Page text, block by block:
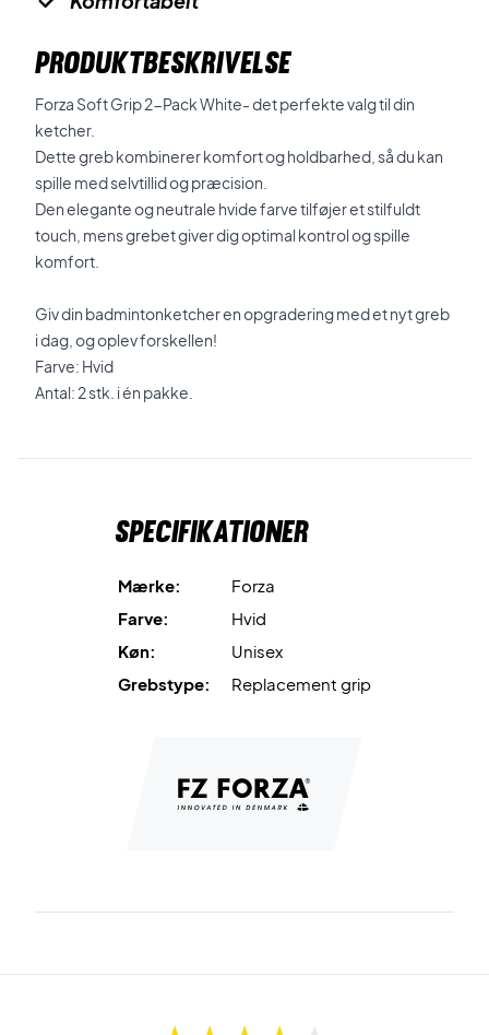
PRODUKTBESKRIVELSE
Forza Soft Grip 2-Pack White- det perfekte valg til din
ketcher.
Dette greb kombinerer komfort og holdbarhed, så du kan
spille med selvtillid og præcision.
Den elegante og neutrale hvide farve tilføjer et stilfuldt
touch, mens grebet giver dig optimal kontrol og spille
komfort.
Giv din badmintonketcher en opgradering med et nyt greb
i dag, og oplev forskellen!
Farve: Hvid
Antal: 2 stk. i én pakke.
Specifikationer
Mærke:
Forza
Farve:
Hvid
Køn:
Unisex
Grebstype:
Replacement grip